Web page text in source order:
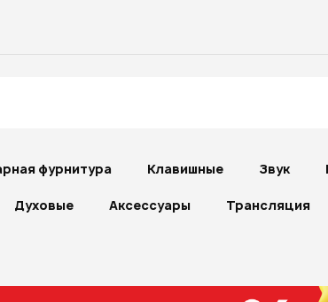
фурнитура Клавишные Звук
Духовые Аксессуары Трансляция